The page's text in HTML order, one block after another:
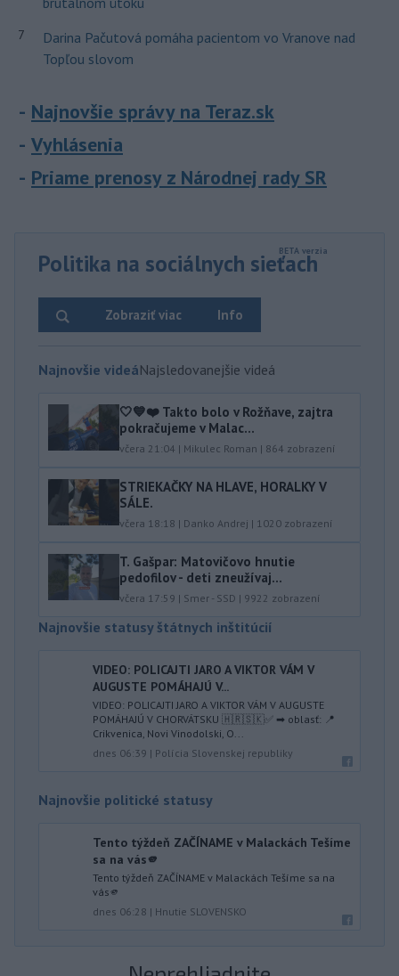
7
Darina Pačutová pomáha pacientom vo Vranove nad
Topľou slovom
Najnovšie správy na Teraz.sk
Vyhlásenia
Priame prenosy z Národnej rady SR
Politika na sociálnych sieťach
Info
Zobraziť viac
Najnovšie videáNajsledovanejšie videá
🤍💙❤️ Takto bolo v Rožňave, zajtra
pokračujeme v Malac...
včera 21:04 | Mikulec Roman | 864 zobrazení
STRIEKAČKY NA HLAVE, HORALKY V
SÁLE.
včera 18:18 | Danko Andrej | 1020 zobrazení
T. Gašpar: Matovičovo hnutie
pedofilov - deti zneužívaj...
včera 17:59 | Smer - SSD | 9922 zobrazení
Najnovšie statusy štátnych inštitúcií
VIDEO: POLICAJTI JARO A VIKTOR VÁM V
AUGUSTE POMÁHAJÚ V...
VIDEO: POLICAJTI JARO A VIKTOR VÁM V AUGUSTE
POMÁHAJÚ V CHORVÁTSKU 🇭🇷🇸🇰✅ ➡ oblasť: 📍
Crikvenica, Novi Vinodolski, O...
dnes 06:39 | Polícia Slovenskej republiky
Najnovšie politické statusy
Tento týždeň ZAČÍNAME v Malackách Tešíme
sa na vás🫵
Tento týždeň ZAČÍNAME v Malackách Tešíme sa na
vás🫵
dnes 06:28 | Hnutie SLOVENSKO